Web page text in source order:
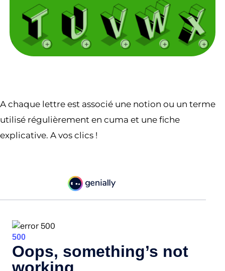
A chaque lettre est associé une notion ou un terme
utilisé régulièrement en cuma et une fiche
explicative. A vos clics !